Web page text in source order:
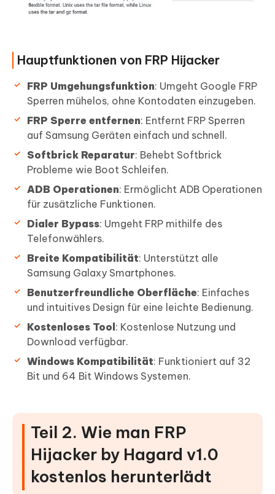
Hauptfunktionen von FRP Hijacker
FRP Umgehungsfunktion: Umgeht Google FRP
Sperren mühelos, ohne Kontodaten einzugeben.
FRP Sperre entfernen: Entfernt FRP Sperren
auf Samsung Geräten einfach und schnell.
Softbrick Reparatur: Behebt Softbrick
Probleme wie Boot Schleifen.
ADB Operationen: Ermöglicht ADB Operationen
für zusätzliche Funktionen.
Dialer Bypass: Umgeht FRP mithilfe des
Telefonwählers.
Breite Kompatibilität: Unterstützt alle
Samsung Galaxy Smartphones.
Benutzerfreundliche Oberfläche: Einfaches
und intuitives Design für eine leichte Bedienung.
Kostenloses Tool : Kostenlose Nutzung und
Download verfügbar.
Windows Kompatibilität: Funktioniert auf 32
Bit und 64 Bit Windows Systemen.
Teil 2. Wie man FRP
Hijacker by Hagard v1.0
kostenlos herunterlädt